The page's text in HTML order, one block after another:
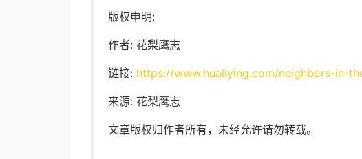
版权申明:
作者: 花梨鹰志
链接: https://www.hualiying.com/neighbors-in-
来源: 花梨鹰志
文章版权归作者所有，未经允许请勿转载。